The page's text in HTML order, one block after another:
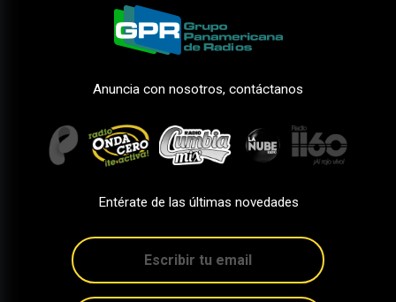
Anuncia con nosotros, contáctanos
Entérate de las últimas novedades